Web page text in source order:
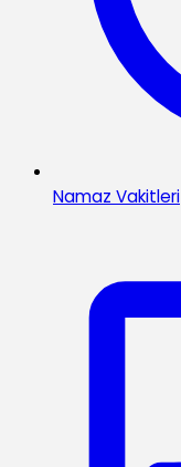
Namaz Vakitleri